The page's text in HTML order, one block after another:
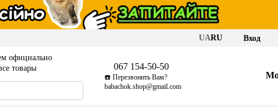
UARU Вход
официально
товары
067 154-50-50
☎️ Перезвонить Вам?
babachok.shop@gmail.com